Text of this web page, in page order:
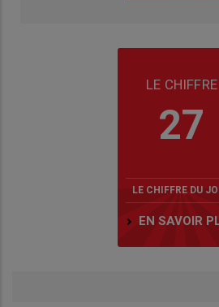
LE CHIFFRE
27
LE CHIFFRE DU
EN SAVOIR